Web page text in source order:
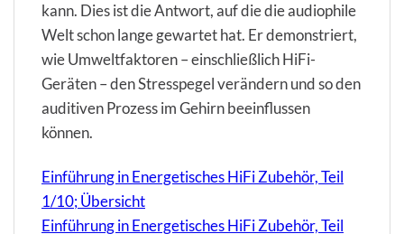
kann. Dies ist die Antwort, auf die die audiophile
Welt schon lange gewartet hat. Er demonstriert,
wie Umweltfaktoren – einschließlich HiFi-
Geräten – den Stresspegel verändern und so den
auditiven Prozess im Gehirn beeinflussen
können.
Einführung in Energetisches HiFi Zubehör, Teil
1/10; Übersicht
Einführung in Energetisches HiFi Zubehör, Teil